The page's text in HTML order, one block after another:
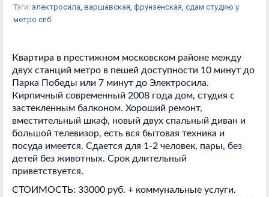
Тэги: электросила, варшавская, фрунзенская, сдам студию у
метро спб
Квартира в престижном московском районе между
двух станций метро в пешей доступности 10 минут до
Парка Победы или 7 минут до Электросила.
Кирпичный современный 2008 года дом, студия с
застекленным балконом. Хороший ремонт,
вместительный шкаф, новый двух спальный диван и
большой телевизор, есть вся бытовая техника и
посуда имеется. Сдается для 1-2 человек, пары, без
детей без животных. Срок длительный
приветствуется.
СТОИМОСТЬ: 33000 руб. + коммунальные услуги.